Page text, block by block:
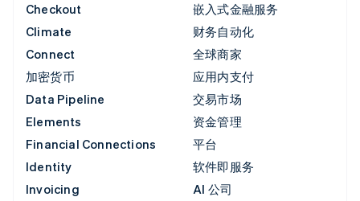
Checkout
Climate
Connect
加密货币
Data Pipeline
Elements
Financial Connections
Identity
Invoicing
嵌入式金融服务
财务自动化
全球商家
应用内支付
交易市场
资金管理
平台
软件即服务
AI 公司